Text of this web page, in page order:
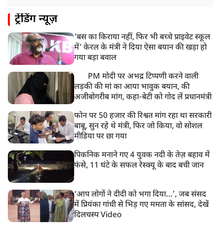
ट्रेंडिंग न्यूज़
'बस का किराया नहीं, फिर भी बच्चे प्राइवेट स्कूल
में' केरल के मंत्री ने दिया ऐसा बयान की खड़ा हो
गया बड़ा बवाल
PM मोदी पर अभद्र टिप्पणी करने वाली
लड़की की मां का आया भावुक बयान, की
अजीबोगरीब मांग, कहा-बेटी को गोद लें प्रधानमंत्री
फोन पर 50 हजार की रिश्वत मांग रहा था सरकारी
बाबू, सुन रहे थे मंत्री, फिर जो किया, वो सोशल
मीडिया पर छा गया
पिकनिक मनाने गए 4 युवक नदी के तेज़ बहाव में
फंसे, 11 घंटे के सफल रेस्क्यू के बाद बची जान
‘आप लोगों ने दीदी को भगा दिया…’, जब संसद
में प्रियंका गांधी से भिड़ गए ममता के सांसद, देखें
दिलचस्प Video